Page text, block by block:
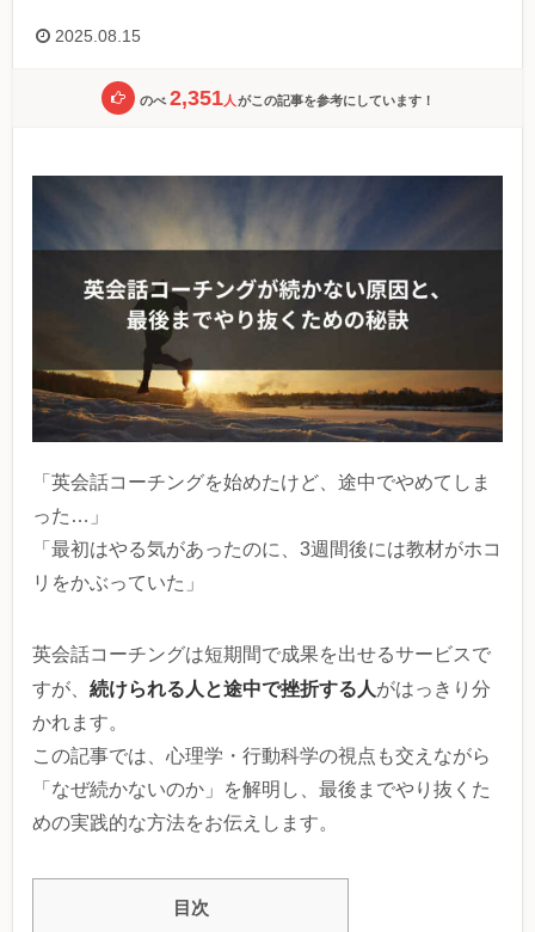
2025.08.15
のべ 2,351人 がこの記事を参考にしています！
「英会話コーチングを始めたけど、途中でやめてしま
った…」
「最初はやる気があったのに、3週間後には教材がホコ
リをかぶっていた」
英会話コーチングは短期間で成果を出せるサービスで
すが、 続けられる人と途中で挫折する人がはっきり分
かれます。
この記事では、心理学・行動科学の視点も交えながら
「なぜ続かないのか」を解明し、最後までやり抜くた
めの実践的な方法をお伝えします。
目次